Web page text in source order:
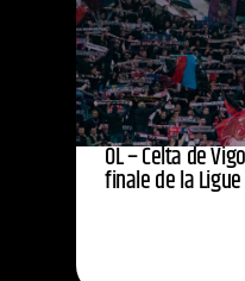
OL – Celta de
finale de la